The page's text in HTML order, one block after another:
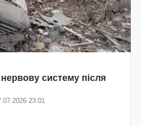
систему після
23:01